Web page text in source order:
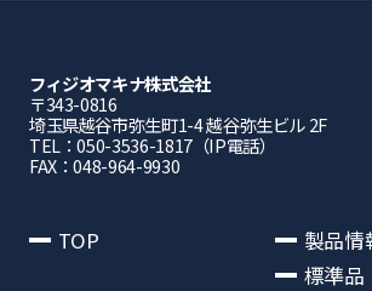
フィジオマキナ株式会社
〒343-0816
埼⽟県越⾕市弥⽣町1-4 越⾕弥⽣ビル 2F
TEL：050-3536-1817（IP電話）
FAX：048-964-9930
TOP
製品情
標準品